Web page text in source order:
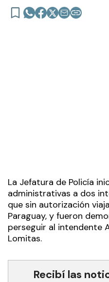
La Jefatura de Policía
administrativas a dos
que sin autorización
Paraguay, y fueron
perseguir al intendente
Lomitas.
Recibí las